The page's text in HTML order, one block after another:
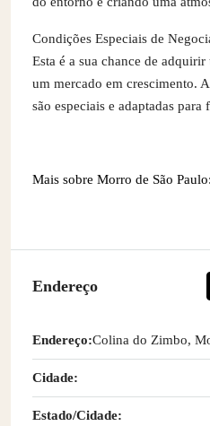
Condições Especiais de
Esta é a sua chance de
um mercado em crescimento.
são especiais e adaptadas
Mais sobre Morro de São Paulo:
Endereço
Endereço:Colina do Zimbo,
Cidade:
Estado/Cidade: